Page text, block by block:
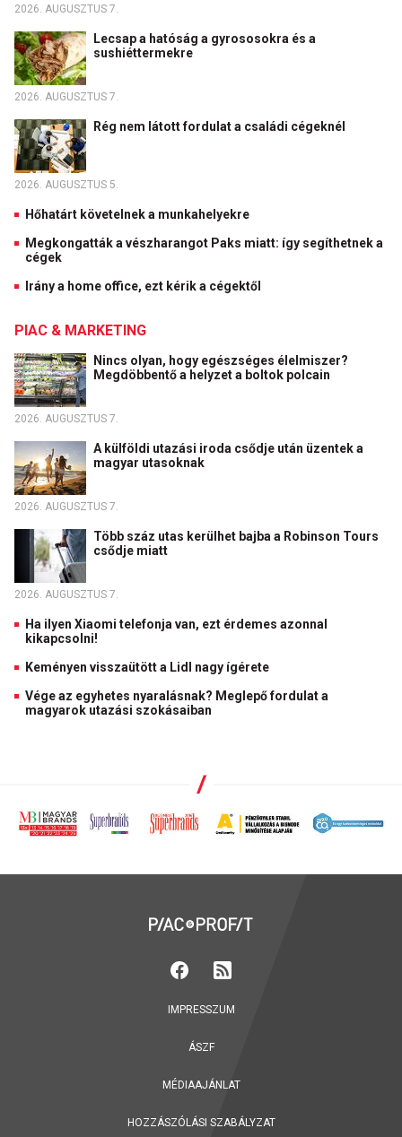
2026. AUGUSZTUS 7.
Lecsap a hatóság a gyrososokra és a
sushiéttermekre
2026. AUGUSZTUS 7.
Rég nem látott fordulat a családi cégeknél
2026. AUGUSZTUS 5.
Hőhatárt követelnek a munkahelyekre
Megkongatták a vészharangot Paks miatt: így segíthetnek a
cégek
Irány a home office, ezt kérik a cégektől
PIAC & MARKETING
Nincs olyan, hogy egészséges élelmiszer?
Megdöbbentő a helyzet a boltok polcain
2026. AUGUSZTUS 7.
A külföldi utazási iroda csődje után üzentek a
magyar utasoknak
2026. AUGUSZTUS 7.
Több száz utas kerülhet bajba a Robinson Tours
csődje miatt
2026. AUGUSZTUS 7.
Ha ilyen Xiaomi telefonja van, ezt érdemes azonnal
kikapcsolni!
Keményen visszaütött a Lidl nagy ígérete
Vége az egyhetes nyaralásnak? Meglepő fordulat a
magyarok utazási szokásaiban
IMPRESSZUM
ÁSZF
MÉDIAAJÁNLAT
HOZZÁSZÓLÁSI SZABÁLYZAT